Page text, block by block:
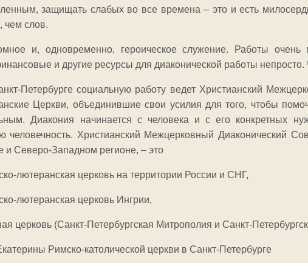
защищать слабых во все времена – это и есть
чем слов.
и, одновременно, героическое служение. Работы очень
и другие ресурсы для диаконической работы
Петербурге социальную работу ведет Христианский
Церкви, объединившие свои усилия для того, чтобы
Диакония начинается с человека и с его конкретных
человечность. Христианский Межцерковный Диаконический
и Северо-Западном регионе, – это
лютеранская церковь на территории России и СНГ,
лютеранская церковь Ингрии,
церковь (Санкт-Петербургская Митрополия и Санкт-
Римско-католической церкви в Санкт-Петербурге